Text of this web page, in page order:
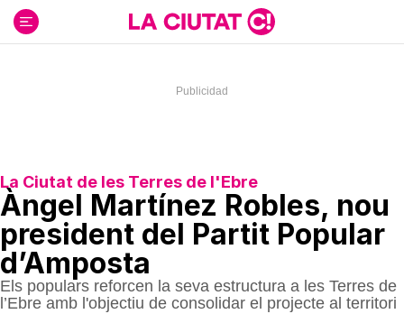
contenido
La Ciutat de les Terres de l'Ebre
Àngel Martínez Robles, nou
president del Partit Popular
d’Amposta
Els populars reforcen la seva estructura a les Terres de
l’Ebre amb l'objectiu de consolidar el projecte al territori